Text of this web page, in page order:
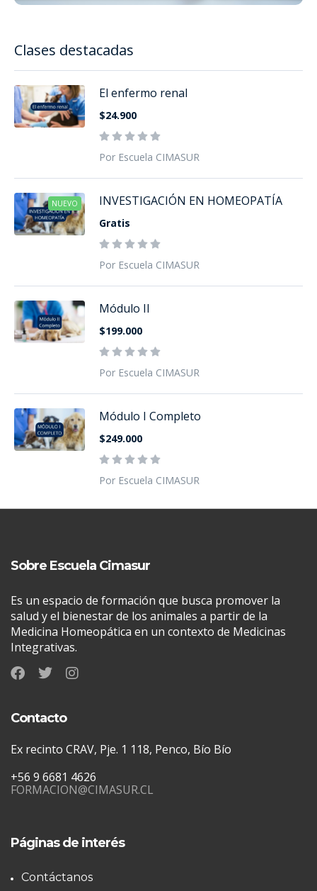
Clases destacadas
El enfermo renal
$24.900
Por Escuela CIMASUR
NUEVO INVESTIGACIÓN EN HOMEOPATÍA
Gratis
Por Escuela CIMASUR
Módulo II
$199.000
Por Escuela CIMASUR
Módulo I Completo
$249.000
Por Escuela CIMASUR
Sobre Escuela Cimasur
Es un espacio de formación que busca promover la
salud y el bienestar de los animales a partir de la
Medicina Homeopática en un contexto de Medicinas
Integrativas.
Contacto
Ex recinto CRAV, Pje. 1 118, Penco, Bío Bío
+56 9 6681 4626
FORMACION@CIMASUR.CL
Páginas de interés
Contáctanos